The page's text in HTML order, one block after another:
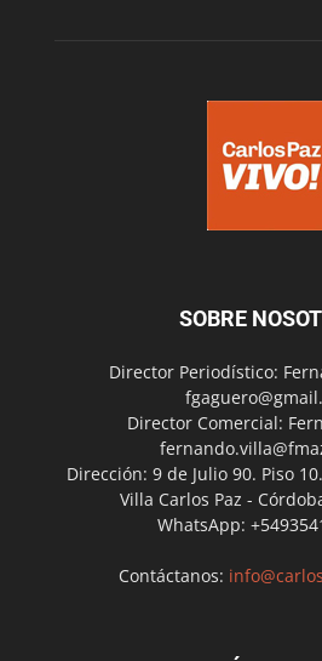
SOBRE
Director Periodístico:
Director Comercial:
Dirección: 9 de Julio 90. Piso
Villa Carlos Paz -
WhatsApp:
Contáctanos: